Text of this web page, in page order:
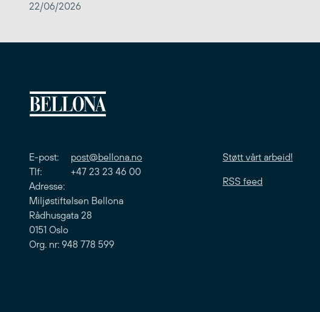
22/06/2026
E-post: post@bellona.no
Tlf: +47 23 23 46 00
Adresse:
Miljøstiftelsen Bellona
Rådhusgata 28
0151 Oslo
Org. nr: 948 778 599
Støtt vårt arbeid!
RSS feed